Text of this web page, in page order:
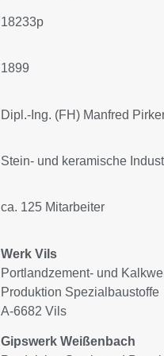
18233p
1899
Dipl.-Ing. (FH) Manfred
Stein- und keramische
ca. 125 Mitarbeiter
Werk Vils
Portlandzement- und
Produktion Spezialbaustoffe
A-6682 Vils
Gipswerk Weißenbach